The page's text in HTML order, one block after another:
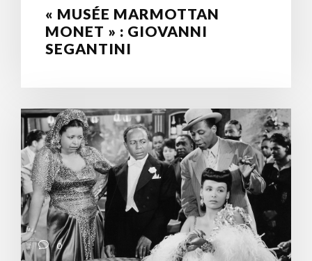
« MUSÉE MARMOTTAN
MONET » : GIOVANNI
SEGANTINI
0